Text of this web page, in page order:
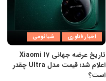
اخبار فناوری شیائومی
تاریخ عرضه جهانی Xiaomi 17
اعلام شد؛ قیمت مدل Ultra چقدر
است؟